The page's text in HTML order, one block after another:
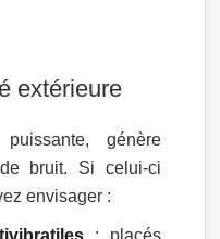
extérieure
génère
bruit. Si celui-ci
envisager :
: placés